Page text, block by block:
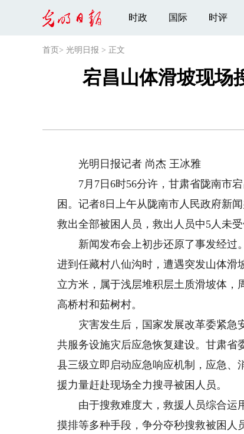
时政 国际 时评
首页 > 光明日报 > 正文
宕昌山体滑坡现场
光明日报记者 尚杰 王冰雅
7月7日6时56分许，甘肃省陇南市宕
困。记者8日上午从陇南市人民政府新
救出全部被困人员，救出人员中5人未
新闻发布会上初步还原了事发经过
进到任藏村八仙沟时，遭遇突发山体滑
立方米，属于浅层堆积层土质滑坡体，
高桥村和茹树村。
灾害发生后，国家发展改革委紧急安
共服务设施灾后应急恢复建设。甘肃省
县三级立即启动应急响应机制，应急、
援力量赶赴现场全力搜寻被困人员。
由于搜救难度大，救援人员综合运
摸排等多种手段，争分夺秒搜救被困人